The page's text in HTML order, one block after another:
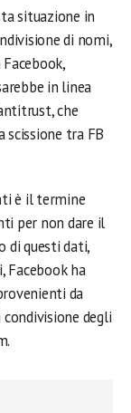
situazione in
di nomi,
in linea
che
scissione tra FB
è il termine
per non dare il
di questi dati,
Facebook ha
da
degli